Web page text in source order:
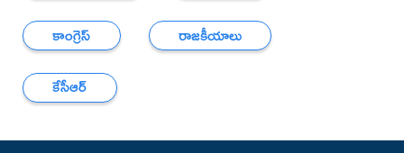
కాంగ్రెస్
రాజకీయాలు
కేసీఆర్